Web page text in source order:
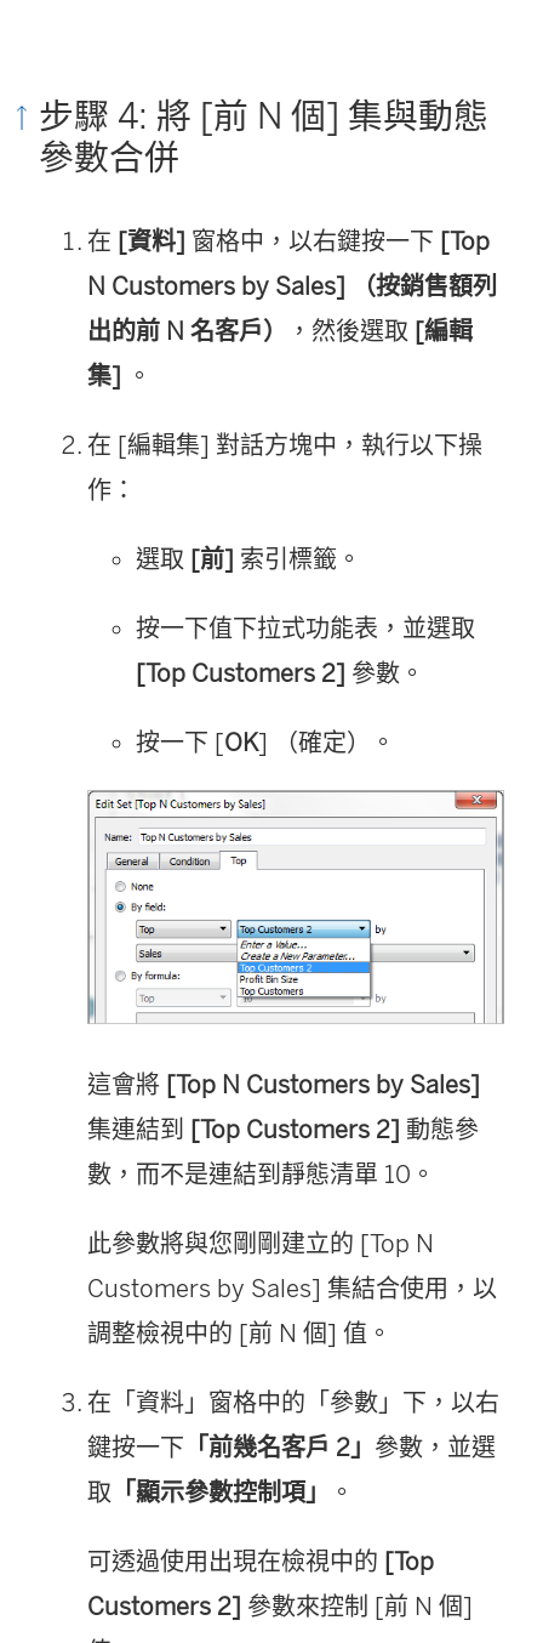
步驟 4: 將 [前 N 個] 集與動態
參數合併
在 [資料] 窗格中，以右鍵按一下 [Top
N Customers by Sales] （按銷售額列
出的前 N 名客戶）
，然後選取 [編輯
集] 。
在 [編輯集] 對話方塊中，執行以下操
作：
選取 [前] 索引標籤。
按一下值下拉式功能表，並選取
[Top Customers 2] 參數。
按一下 [OK] （確定）。
這會將 [Top N Customers by Sales]
集連結到 [Top Customers 2] 動態參
數，而不是連結到靜態清單 10。
此參數將與您剛剛建立的 [Top N
Customers by Sales] 集結合使用，以
調整檢視中的 [前 N 個] 值。
在「資料」窗格中的「參數」下，以右
鍵按一下 「前幾名客戶 2」 參數，並選
取 「顯示參數控制項」 。
可透過使用出現在檢視中的 [Top
Customers 2] 參數來控制 [前 N 個]